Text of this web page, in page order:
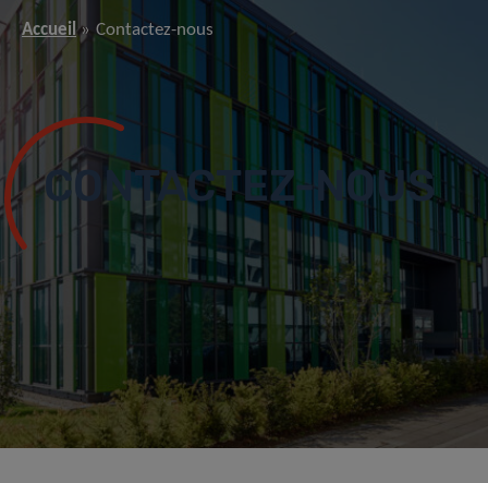
Accueil Contactez-nous
CONTACTEZ-NOUS